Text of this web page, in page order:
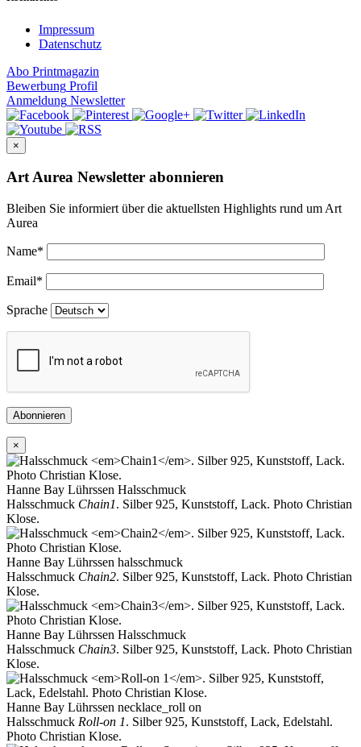
Impressum
Datenschutz
Abo Printmagazin
Bewerbung Profil
Anmeldung Newsletter
×
Art Aurea Newsletter abonnieren
Bleiben Sie informiert über die aktuellsten Highlights rund um Art
Aurea
Name*
Email*
Sprache
Abonnieren
×
Hanne Bay Lührssen Halsschmuck
Halsschmuck Chain1. Silber 925, Kunststoff, Lack. Photo Christian
Klose.
Hanne Bay Lührssen halsschmuck
Halsschmuck Chain2. Silber 925, Kunststoff, Lack. Photo Christian
Klose.
Hanne Bay Lührssen Halsschmuck
Halsschmuck Chain3. Silber 925, Kunststoff, Lack. Photo Christian
Klose.
Hanne Bay Lührssen necklace_roll on
Halsschmuck Roll-on 1. Silber 925, Kunststoff, Lack, Edelstahl.
Photo Christian Klose.